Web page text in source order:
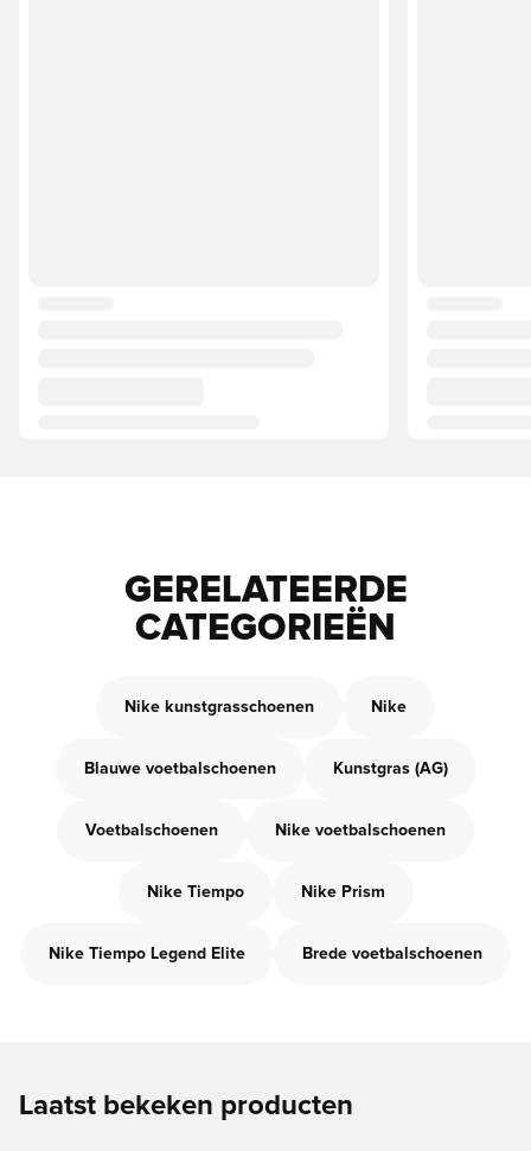
GERELATEERDE
CATEGORIEËN
Nike kunstgrasschoenen Nike
Blauwe voetbalschoenen Kunstgras (AG)
Voetbalschoenen Nike voetbalschoenen
Nike Tiempo Nike Prism
Nike Tiempo Legend Elite Brede voetbalschoenen
Laatst bekeken producten